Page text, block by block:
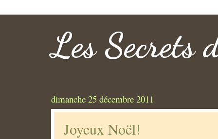
Les Secrets
dimanche 25 décembre 2011
Joyeux Noël!